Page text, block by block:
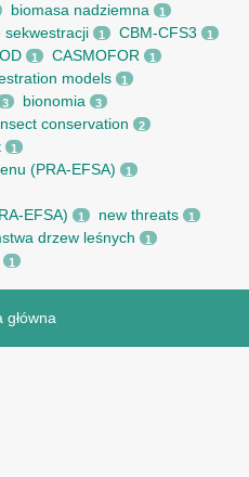
biomasa nadziemna 1
sekwestracji 1 CBM-CFS3 1
1 CASMOFOR 1
models 1
3 bionomia 3
conservation 2
1
(PRA-EFSA) 1
EFSA) 1 new threats 1
drzew leśnych 1
1
główna